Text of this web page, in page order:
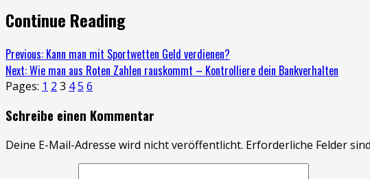
Continue Reading
Previous: Kann man mit Sportwetten Geld verdienen?
Next:Wie man aus Roten Zahlen rauskommt – Kontrolliere dein Bankverhalten
Pages: 1 2 3 45 6
Schreibe einen Kommentar
Deine E-Mail-Adresse wird nicht veröffentlicht. Erforderliche Felder